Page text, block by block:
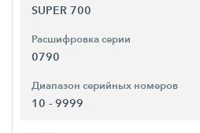
SUPER 700
Расшифровка серии
0790
Диапазон серийных номеров
10 - 9999